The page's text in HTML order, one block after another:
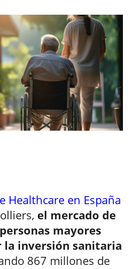
Healthcare en España
el mercado de
mayores
inversión sanitaria
867 millones de